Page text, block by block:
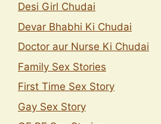
Desi Girl Chudai
Devar Bhabhi Ki Chudai
Doctor aur Nurse Ki Chudai
Family Sex Stories
First Time Sex Story
Gay Sex Story